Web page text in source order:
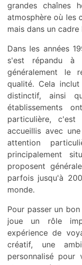
grandes chaînes
atmosphère où les
mais dans un
Dans les années
s'est répandu à
généralement le
qualité. Cela
distinctif, ainsi
établissements
particulière,
accueillis avec
attention
principalement
proposent
parfois jusqu'à
monde.
Pour passer un
joue un rôle
expérience de
créatif, une
personnalisé